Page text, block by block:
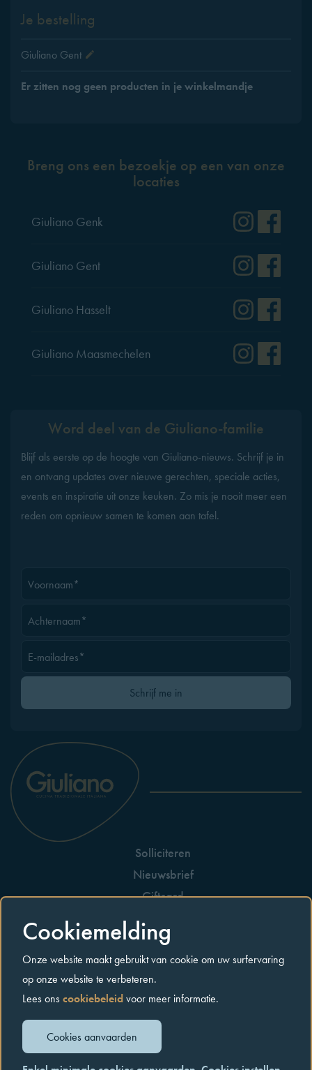
Je bestelling
Giuliano Gent
Er zitten nog geen producten in je winkelmandje
Breng ons een bezoekje op een van onze
locaties
Giuliano Genk
Giuliano Gent
Giuliano Hasselt
Giuliano Maasmechelen
Word deel van de Giuliano-familie
Blijf als eerste op de hoogte van Giuliano-nieuws. Schrijf je in
en ontvang updates over nieuwe gerechten, speciale acties,
events en inspiratie uit onze keuken. Zo mis je nooit meer een
reden om opnieuw samen te komen aan tafel.
Voornaam*
Achternaam*
E-mailadres*
Gelieve dit veld leeg te latenSchrijf me in
Solliciteren
Nieuwsbrief
Giftcard
Huisreglement
Allergenen
Contact
Cookiebeleid
© Copyright giuliano.world2026. Alle rechten voorbehouden.
Cookiemelding
Onze website maakt gebruikt van cookie om uw surfervaring
op onze website te verbeteren.
Lees onscookiebeleidvoor meer informatie.
Cookies aanvaarden